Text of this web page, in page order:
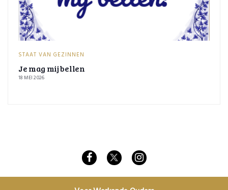
STAAT VAN GEZINNEN
Je mag mij bellen
18 MEI 2026